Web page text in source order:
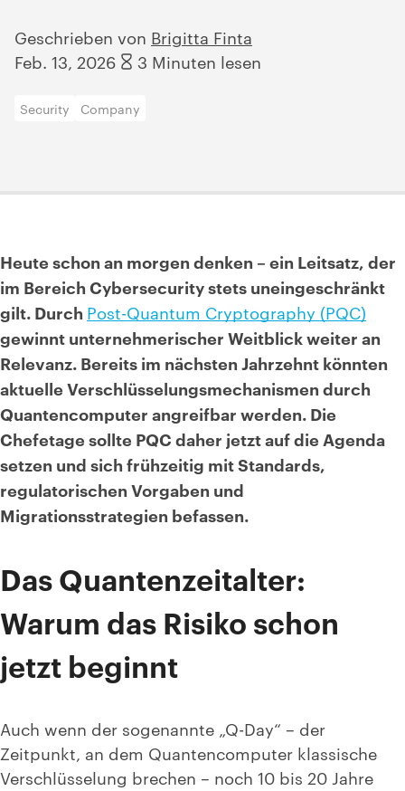
Geschrieben von Brigitta Finta
Feb. 13, 2026
3 Minuten lesen
Security Company
Heute schon an morgen denken – ein Leitsatz, der
im Bereich Cybersecurity stets uneingeschränkt
gilt. Durch Post-Quantum Cryptography (PQC)
gewinnt unternehmerischer Weitblick weiter an
Relevanz. Bereits im nächsten Jahrzehnt könnten
aktuelle Verschlüsselungsmechanismen durch
Quantencomputer angreifbar werden. Die
Chefetage sollte PQC daher jetzt auf die Agenda
setzen und sich frühzeitig mit Standards,
regulatorischen Vorgaben und
Migrationsstrategien befassen.
Das Quantenzeitalter:
Warum das Risiko schon
jetzt beginnt
Auch wenn der sogenannte „Q-Day“ – der
Zeitpunkt, an dem Quantencomputer klassische
Verschlüsselung brechen – noch 10 bis 20 Jahre